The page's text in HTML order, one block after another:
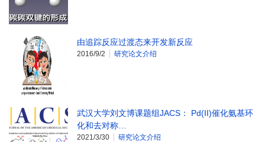
由追踪反应过渡态来开发新反应
2016/9/2 研究论文介绍
武汉大学刘文博课题组JACS： Pd(II)催化氨基环
化和去对称…
2021/3/30 研究论文介绍